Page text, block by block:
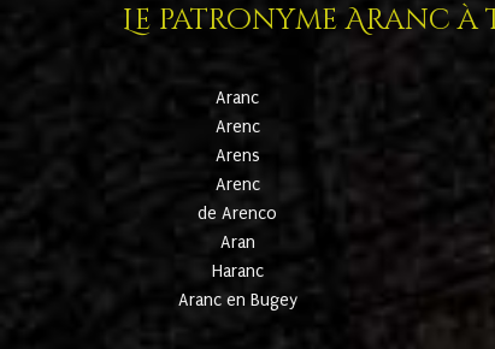
Le patronyme Aranc à
Aranc
Arenc
Arens
Arenc
de Arenco
Aran
Haranc
Aranc en Bugey